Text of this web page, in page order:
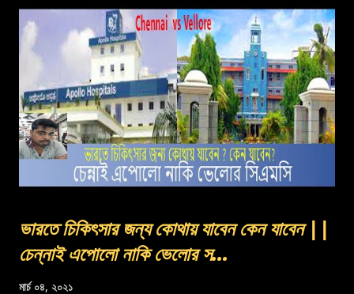
ভারতে চিকিৎসার জন্য কোথায় যাবেন কেন যাবেন ||
চেন্নাই এপোলো নাকি ভেলোর স...
মার্চ ০৪, ২০২১